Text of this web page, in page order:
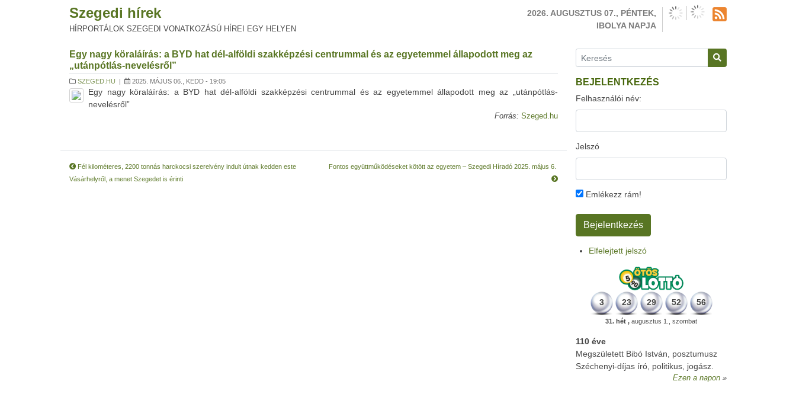
Szegedi hírek
HÍRPORTÁLOK SZEGEDI VONATKOZÁSÚ HÍREI EGY HELYEN
2026. AUGUSZTUS 07., PÉNTEK,
IBOLYA NAPJA
Egy nagy köraláírás: a BYD hat dél-alföldi szakképzési centrummal és az egyetemmel állapodott meg az
„utánpótlás-nevelésről”
SZEGED.HU | 2025. MÁJUS 06., KEDD - 19:05
Egy nagy köraláírás: a BYD hat dél-alföldi szakképzési centrummal és az egyetemmel állapodott meg az „utánpótlás-
nevelésről”
Forrás: Szeged.hu
Fél kilométeres, 2200 tonnás harckocsi szerelvény indult útnak kedden este
Vásárhelyről, a menet Szegedet is érinti
Fontos együttműködéseket kötött az egyetem – Szegedi Híradó 2025. május 6.
BEJELENTKEZÉS
Felhasználói név:
Jelszó
Emlékezz rám!
Elfelejtett jelszó
3 23 29 52 56
31. hét , augusztus 1., szombat
110 éve
Megszületett Bibó István, posztumusz
Széchenyi-díjas író, politikus, jogász.
Ezen a napon